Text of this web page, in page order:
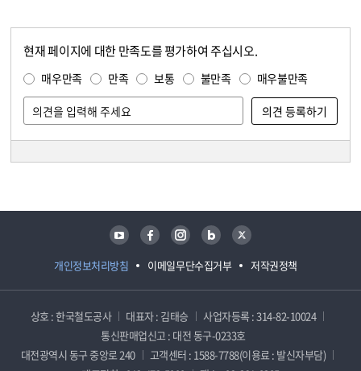
현재 페이지에 대한 만족도를 평가하여 주십시오.
매우만족 만족 보통 불만족 매우불만족
개인정보처리방침 이메일무단수집거부 저작권정책
유튜브 페이스북 인스타그램 블로그 트위터
상호 : 한국철도공사 대표자 : 김태승
사업자등록 : 314-82-10024
통신판매업신고 : 대전 동구-0233호
대전광역시 동구 중앙로 240
고객센터 : 1588-7788(이용료 : 발신자부담)